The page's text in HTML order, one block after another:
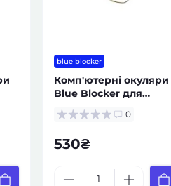
blue blocker
Комп'ютерні окуляри
Blue Blocker для
захисту зору
0
530₴